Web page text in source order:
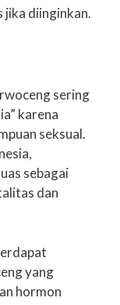
jika diinginkan.
sering
karena
seksual.
sebagai
dan
yang
hormon